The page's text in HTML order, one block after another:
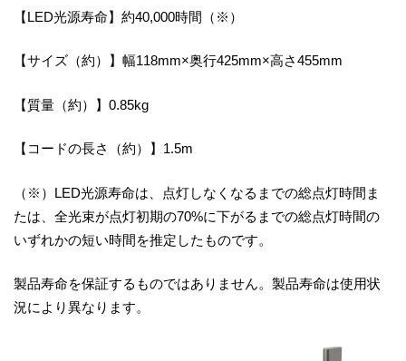
【LED光源寿命】約40,000時間（※）
【サイズ（約）】幅118mm×奥行425mm×高さ455mm
【質量（約）】0.85kg
【コードの長さ（約）】1.5m
（※）LED光源寿命は、点灯しなくなるまでの総点灯時間ま
たは、全光束が点灯初期の70%に下がるまでの総点灯時間の
いずれかの短い時間を推定したものです。
製品寿命を保証するものではありません。製品寿命は使用状
況により異なります。